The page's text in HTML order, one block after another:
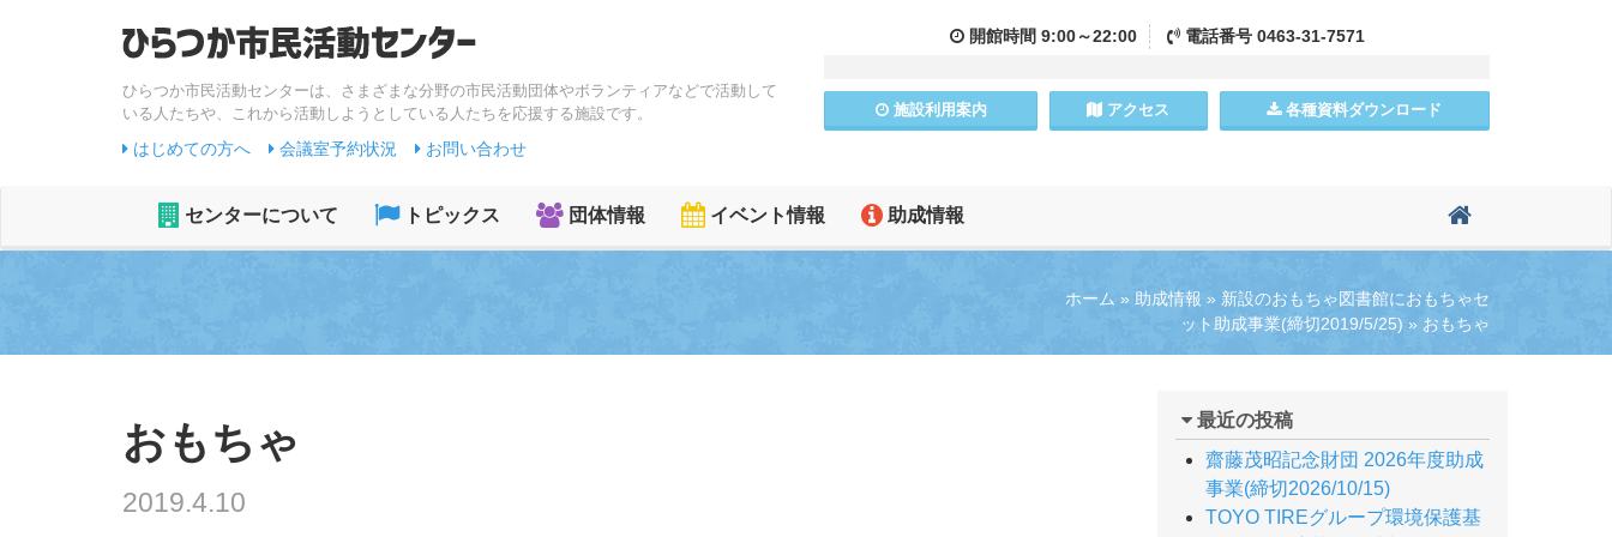
ひらつか市民活動センターは、さまざまな分野の市民活動団体やボランティアなどで活動して
いる人たちや、これから活動しようとしている人たちを応援する施設です。
はじめての方へ 会議室予約状況 お問い合わせ
開館時間 9:00～22:00 電話番号0463-31-7571
施設利用案内 アクセス 各種資料ダウンロード
センターについて トピックス 団体情報 イベント情報 助成情報
ホーム » 助成情報 » 新設のおもちゃ図書館におもちゃセ
ット助成事業(締切2019/5/25) » おもちゃ
おもちゃ
2019.4.10
最近の投稿
齋藤茂昭記念財団 2026年度助成
事業(締切2026/10/15)
TOYO TIREグループ環境保護基